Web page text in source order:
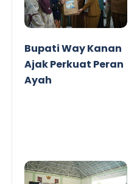
Bupati Way Kanan
Ajak Perkuat Peran
Ayah